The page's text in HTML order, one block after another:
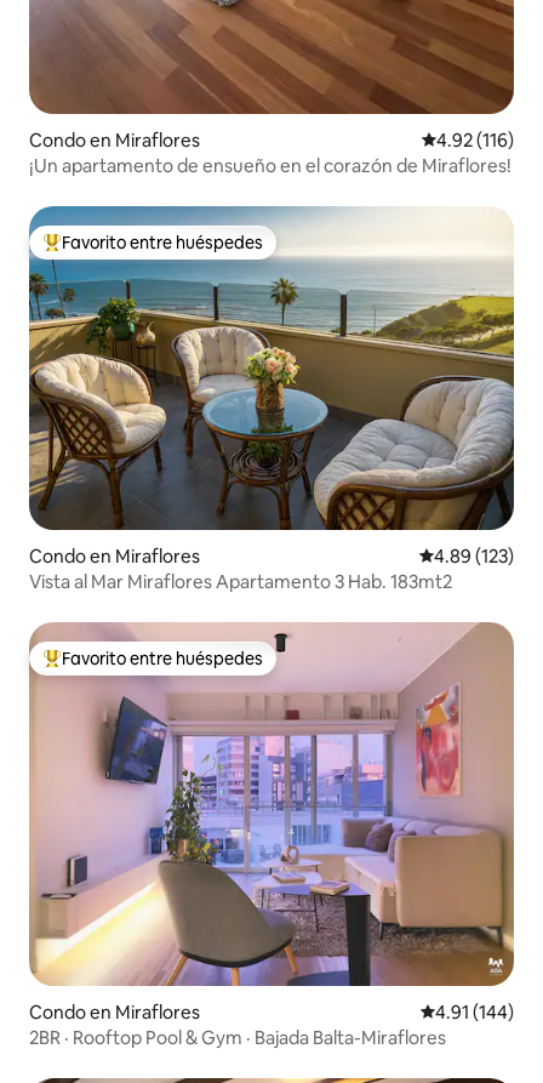
Condo en Miraflores Calificación
4.92 (116)
¡Un apartamento de ensueño en el corazón de Miraflores!
Favorito entre huéspedes preferido
Favorito entre huéspedes
Condo en Miraflores Calificación
4.89 (123)
Vista al Mar Miraflores Apartamento 3 Hab. 183mt2
Favorito entre huéspedes preferido
Favorito entre huéspedes
Condo en Miraflores Calificación
4.91 (144)
2BR · Rooftop Pool & Gym · Bajada Balta-Miraflores